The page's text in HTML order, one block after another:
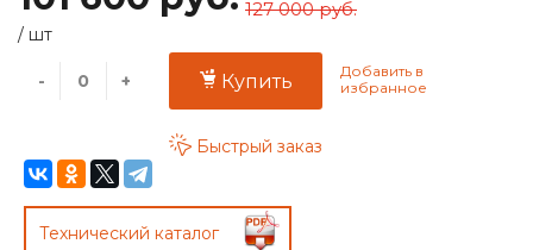
/ шт
127 000 руб.
- + Купить
Быстрый заказ
Технический каталог